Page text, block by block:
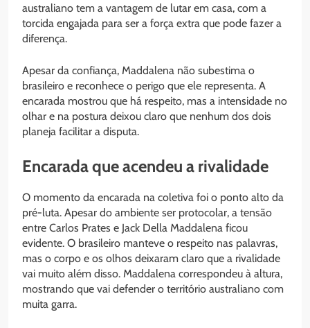
australiano tem a vantagem de lutar em casa, com a
torcida engajada para ser a força extra que pode fazer a
diferença.
Apesar da confiança, Maddalena não subestima o
brasileiro e reconhece o perigo que ele representa. A
encarada mostrou que há respeito, mas a intensidade no
olhar e na postura deixou claro que nenhum dos dois
planeja facilitar a disputa.
Encarada que acendeu a rivalidade
O momento da encarada na coletiva foi o ponto alto da
pré-luta. Apesar do ambiente ser protocolar, a tensão
entre Carlos Prates e Jack Della Maddalena ficou
evidente. O brasileiro manteve o respeito nas palavras,
mas o corpo e os olhos deixaram claro que a rivalidade
vai muito além disso. Maddalena correspondeu à altura,
mostrando que vai defender o território australiano com
muita garra.